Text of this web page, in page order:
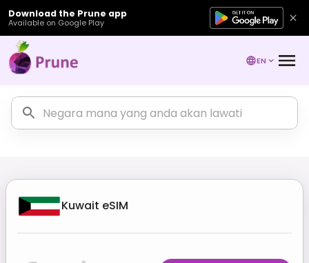
Download the Prune app
Available on Google Play
EN
Kuwait eSIM